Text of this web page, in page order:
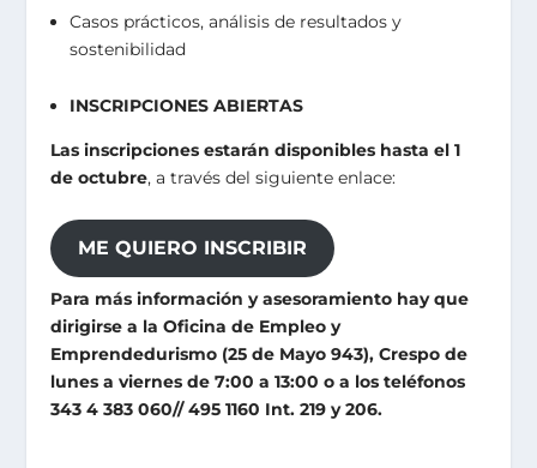
Casos prácticos, análisis de resultados y
sostenibilidad
INSCRIPCIONES ABIERTAS
Las inscripciones estarán disponibles hasta el 1
de octubre, a través del siguiente enlace:
ME QUIERO INSCRIBIR
Para más información y asesoramiento hay que
dirigirse a la Oficina de Empleo y
Emprendedurismo (25 de Mayo 943), Crespo de
lunes a viernes de 7:00 a 13:00 o a los teléfonos
343 4 383 060// 495 1160 Int. 219 y 206.